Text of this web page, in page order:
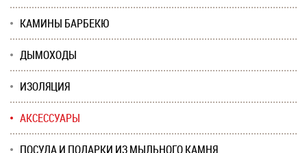
КАМИНЫ БАРБЕКЮ
ДЫМОХОДЫ
ИЗОЛЯЦИЯ
АКСЕССУАРЫ
ПОСУДА И ПОДАРКИ ИЗ МЫЛЬНОГО КАМНЯ